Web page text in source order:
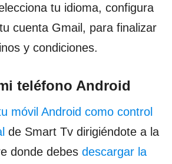
tu idioma, configura
cuenta Gmail, para finalizar
y condiciones.
teléfono Android
móvil Android como control
de Smart Tv dirigiéndote a la
donde debes descargar la